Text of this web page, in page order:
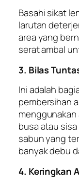
Basahi sikat
larutan
area yang
serat ambal
3. Bilas
Ini adalah
pembersihan
menggunakan
busa atau
sabun yang
banyak debu
4. Keringkan